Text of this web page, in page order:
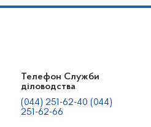
Телефон Служби
діловодства
(044) 251-62-40 (044)
251-62-66